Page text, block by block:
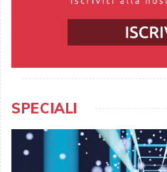
SPECIALI